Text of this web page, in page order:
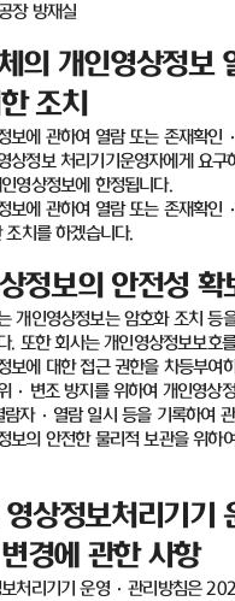
장 방재실
의 개인영상정보
조치
보에 관하여 열람 또는 존재확인 ·
상정보 처리기기운영자에게 요구
영상정보에 한정됩니다.
보에 관하여 열람 또는 존재확인 ·
조치를 하겠습니다.
정보의 안전성 확
개인영상정보는 암호화 조치 등
. 또한 회사는 개인영상정보보호
보에 대한 접근 권한을 차등부여
· 변조 방지를 위하여 개인영상
자·열람 일시 등을 기록하여 관
보의 안전한 물리적 보관을 위하
상정보처리기기
경에 관한 사항
처리기기 운영·관리방침은